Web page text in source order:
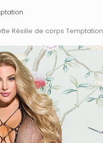
Résille de corps Temptation